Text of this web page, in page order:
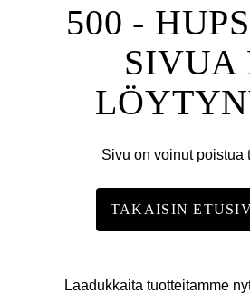
500 -
SIVUA
Sivu on voinut poistua
TAKAISIN
Laadukkaita tuotteitamme